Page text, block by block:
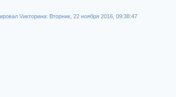
Vикторина: Вторник, 22 ноября 2016, 09:38:47